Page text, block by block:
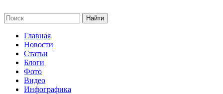
Главная
Новости
Статьи
Блоги
Фото
Видео
Инфографика